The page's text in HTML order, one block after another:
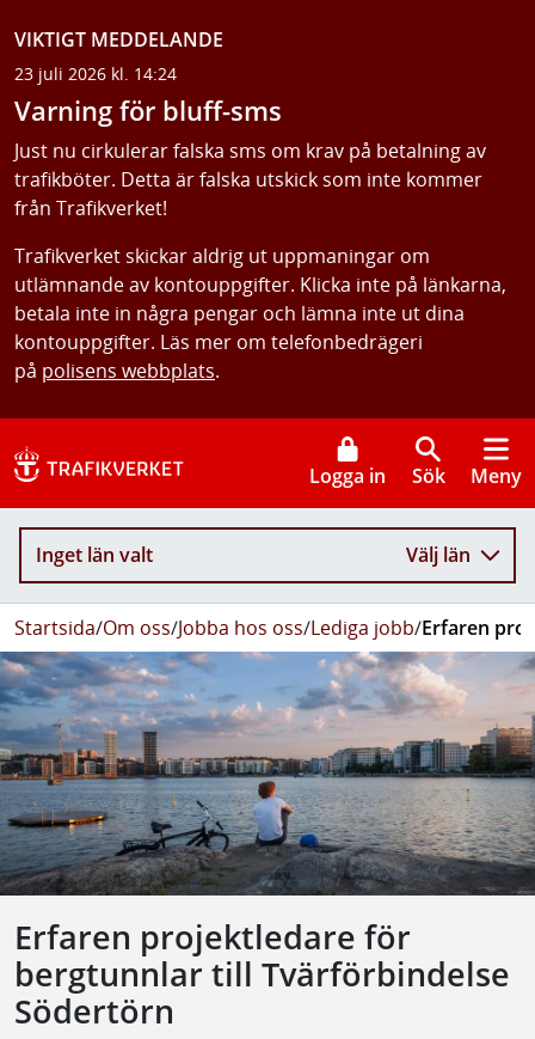
VIKTIGT MEDDELANDE
23 juli 2026 kl. 14:24
Varning för bluff-sms
Just nu cirkulerar falska sms om krav på betalning av
trafikböter. Detta är falska utskick som inte kommer
från Trafikverket!
Trafikverket skickar aldrig ut uppmaningar om
utlämnande av kontouppgifter. Klicka inte på länkarna,
betala inte in några pengar och lämna inte ut dina
kontouppgifter. Läs mer om telefonbedrägeri
på polisens webbplats.
Logga in Sök Meny
Inget län valt Välj län
Startsida/Om oss/Jobba hos oss/Lediga jobb/Erfaren
Erfaren projektledare för
bergtunnlar till Tvärförbindelse
Södertörn